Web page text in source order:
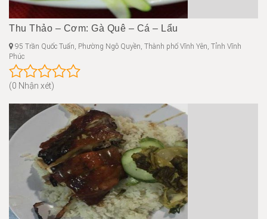
Thu Thảo – Cơm: Gà Quê – Cá – Lẩu
95 Trần Quốc Tuấn, Phường Ngô Quyền, Thành phố Vĩnh Yên, Tỉnh Vĩnh
Phúc
(0 Nhận xét)